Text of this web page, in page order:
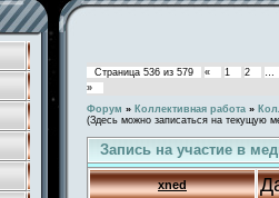
Страница 536 из 579 « 1 2
…
»
Форум » Коллективная работа »
(Здесь можно записаться на текущую
Запись на участие в
xned